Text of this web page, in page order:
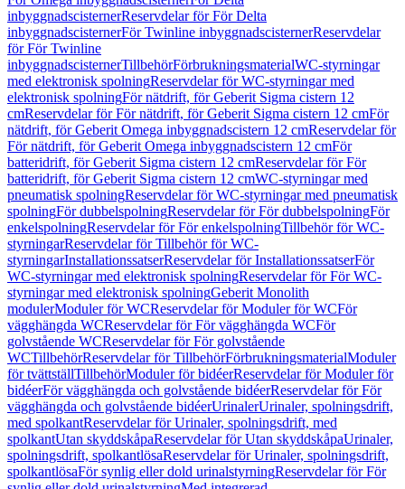
inbyggnadscisternerReservdelar för För Delta
inbyggnadscisternerFör Twinline inbyggnadscisternerReservdelar
för För Twinline
inbyggnadscisternerTillbehörFörbrukningsmaterialWC-styrningar
med elektronisk spolningReservdelar för WC-styrningar med
elektronisk spolningFör nätdrift, för Geberit Sigma cistern 12
cmReservdelar för För nätdrift, för Geberit Sigma cistern 12 cmFör
nätdrift, för Geberit Omega inbyggnadscistern 12 cmReservdelar för
För nätdrift, för Geberit Omega inbyggnadscistern 12 cmFör
batteridrift, för Geberit Sigma cistern 12 cmReservdelar för För
batteridrift, för Geberit Sigma cistern 12 cmWC-styrningar med
pneumatisk spolningReservdelar för WC-styrningar med pneumatisk
spolningFör dubbelspolningReservdelar för För dubbelspolningFör
enkelspolningReservdelar för För enkelspolningTillbehör för WC-
styrningarReservdelar för Tillbehör för WC-
styrningarInstallationssatserReservdelar för InstallationssatserFör
WC-styrningar med elektronisk spolningReservdelar för För WC-
styrningar med elektronisk spolningGeberit Monolith
modulerModuler för WCReservdelar för Moduler för WCFör
vägghängda WCReservdelar för För vägghängda WCFör
golvstående WCReservdelar för För golvstående
WCTillbehörReservdelar för TillbehörFörbrukningsmaterialModuler
för tvättställTillbehörModuler för bidéerReservdelar för Moduler för
bidéerFör vägghängda och golvstående bidéerReservdelar för För
vägghängda och golvstående bidéerUrinalerUrinaler, spolningsdrift,
med spolkantReservdelar för Urinaler, spolningsdrift, med
spolkantUtan skyddskåpaReservdelar för Utan skyddskåpaUrinaler,
spolningsdrift, spolkantlösaReservdelar för Urinaler, spolningsdrift,
spolkantlösaFör synlig eller dold urinalstyrningReservdelar för För